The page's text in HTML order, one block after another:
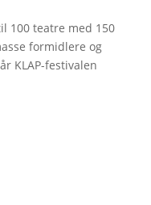
100 teatre med 150
formidlere og
KLAP-festivalen